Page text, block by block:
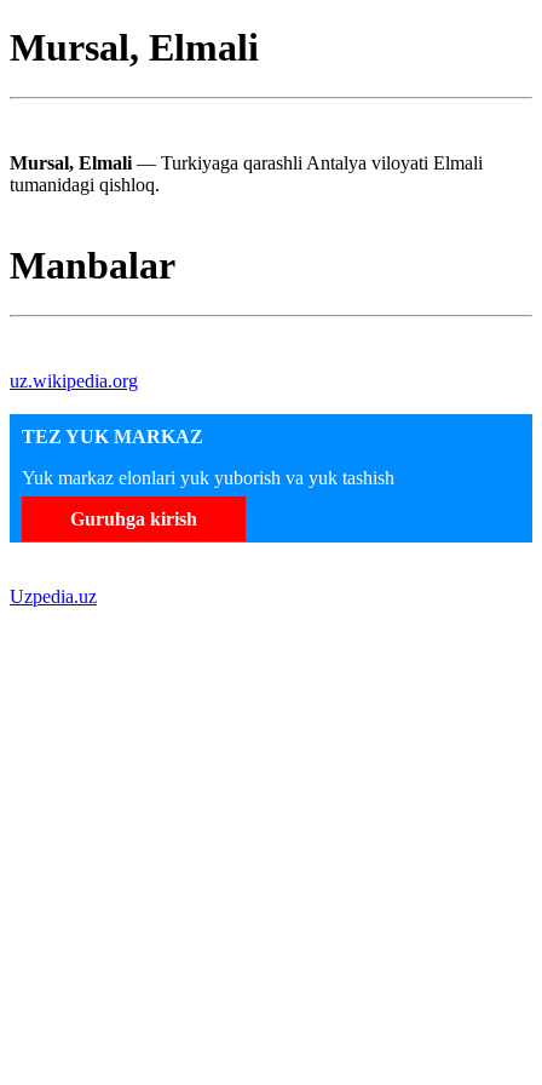
Mursal, Elmali
Mursal, Elmali — Turkiyaga qarashli Antalya viloyati Elmali
tumanidagi qishloq.
Manbalar
uz.wikipedia.org
TEZ YUK MARKAZ
Yuk markaz elonlari yuk yuborish va yuk tashish
Guruhga kirish
Uzpedia.uz